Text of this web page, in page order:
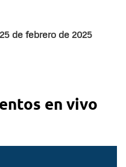
de febrero de 2025
en vivo